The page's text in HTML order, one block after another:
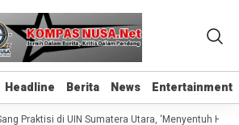
Headline Berita News Entertainment
Headline Berita News Entertainment
di UIN Sumatera Utara, ‘Menyentuh Hati